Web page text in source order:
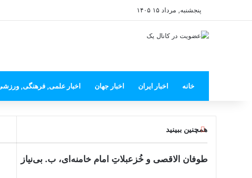
پنجشنبه, مرداد ۱۵ ۱۴۰۵
خانه اخبار ایران اخبار جهان اخبار علمی, فرهنگی,
همچنین ببینید
بستن
طوفان الاقصی و خُزعبلاتِ امام خامنه‌ای، ب. بی‌نیاز